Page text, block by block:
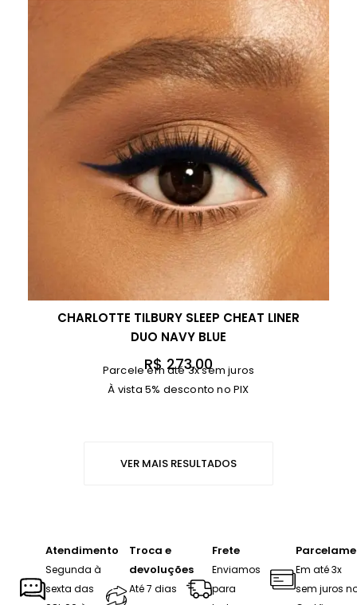
CHARLOTTE TILBURY SLEEP CHEAT LINER
DUO NAVY BLUE
R$273,00
Parcele em até 3x sem juros
À vista 5% desconto no PIX
VER MAIS RESULTADOS
Atendimento
Segunda à
sexta das
Troca e
devoluções
Até 7 dias
Frete
Enviamos
para
Em até 3x
sem juros